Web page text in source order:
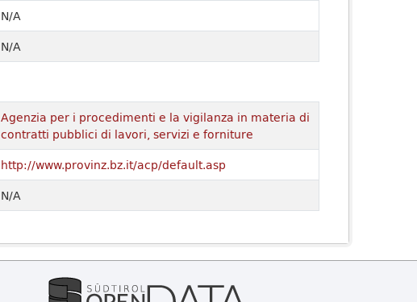
N/A
N/A
Agenzia per i procedimenti e la vigilanza in materia di
contratti pubblici di lavori, servizi e forniture
http://www.provinz.bz.it/acp/default.asp
N/A